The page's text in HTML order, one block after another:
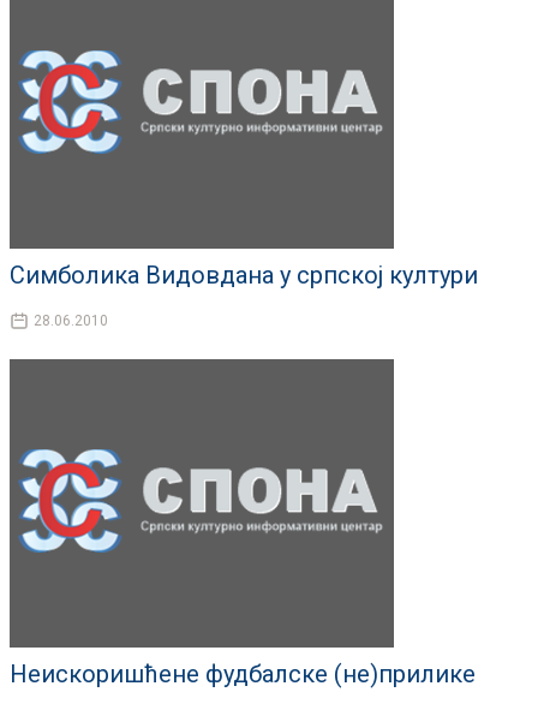
Симболика Видовдана у српској култури
28.06.2010
Неискоришћене фудбалске (не)прилике